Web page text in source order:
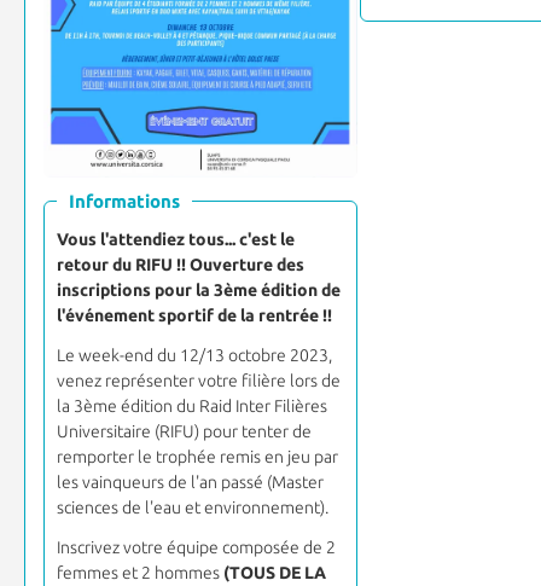
Informations
Vous l'attendiez tous... c'est le
retour du RIFU !! Ouverture des
inscriptions pour la 3ème édition de
l'événement sportif de la rentrée !!
Le week-end du 12/13 octobre 2023,
venez représenter votre filière lors de
la 3ème édition du Raid Inter Filières
Universitaire (RIFU) pour tenter de
remporter le trophée remis en jeu par
les vainqueurs de l'an passé (Master
sciences de l'eau et environnement).
Inscrivez votre équipe composée de 2
femmes et 2 hommes (TOUS DE LA